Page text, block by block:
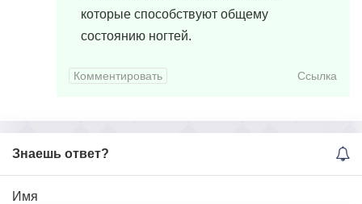
которые способствуют общему
состоянию ногтей.
Комментировать Ссылка
Знаешь ответ?
Имя